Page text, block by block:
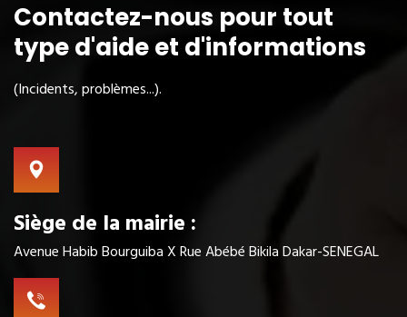
Contactez-nous pour tout
typed'aide et d'informations
(Incidents, problèmes...).
Siège de la mairie :
Avenue Habib Bourguiba X Rue Abébé Bikila Dakar-SENEGAL